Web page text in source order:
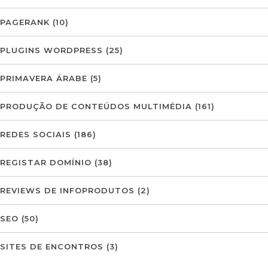
PAGERANK (10)
PLUGINS WORDPRESS (25)
PRIMAVERA ÁRABE (5)
PRODUÇÃO DE CONTEÚDOS MULTIMÉDIA (161)
REDES SOCIAIS (186)
REGISTAR DOMÍNIO (38)
REVIEWS DE INFOPRODUTOS (2)
SEO (50)
SITES DE ENCONTROS (3)